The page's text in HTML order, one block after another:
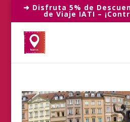
➜ Disfruta 5% de
de Viaje IATI –